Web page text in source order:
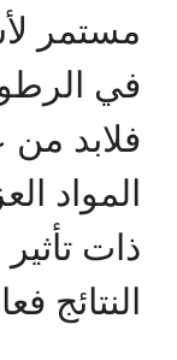
مستمر
في
فلابد
المواد
ذات
النتائج